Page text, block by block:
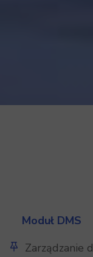
Moduł DMS
Zarządzanie